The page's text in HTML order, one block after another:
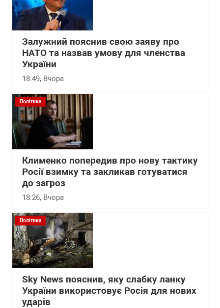
Залужний пояснив свою заяву про
НАТО та назвав умову для членства
України
18:49, Вчора
Політика
Клименко попередив про нову тактику
Росії взимку та закликав готуватися
до загроз
18:26, Вчора
Політика
Sky News пояснив, яку слабку ланку
України використовує Росія для нових
ударів